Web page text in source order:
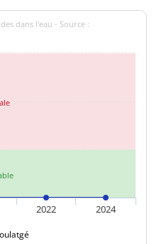
dans l'eau - Source :
2022 2024